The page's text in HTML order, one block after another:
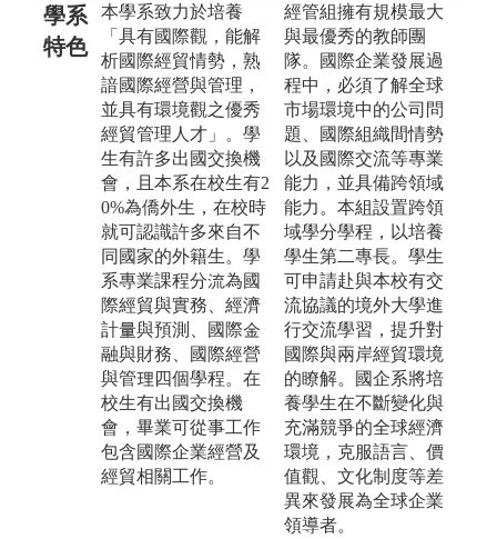
學系
特色
本學系致力於培養
「具有國際觀，能解
析國際經貿情勢，熟
諳國際經營與管理，
並具有環境觀之優秀
經貿管理人才」。學
生有許多出國交換機
會，且本系在校生有2
0%為僑外生，在校時
就可認識許多來自不
同國家的外籍生。學
系專業課程分流為國
際經貿與實務、經濟
計量與預測、國際金
融與財務、國際經營
與管理四個學程。在
校生有出國交換機
會，畢業可從事工作
包含國際企業經營及
經貿相關工作。
經管組擁有規模最大
與最優秀的教師團
隊。國際企業發展過
程中，必須了解全球
市場環境中的公司問
題、國際組織間情勢
以及國際交流等專業
能力，並具備跨領域
能力。本組設置跨領
域學分學程，以培養
學生第二專長。學生
可申請赴與本校有交
流協議的境外大學進
行交流學習，提升對
國際與兩岸經貿環境
的瞭解。國企系將培
養學生在不斷變化與
充滿競爭的全球經濟
環境，克服語言、價
值觀、文化制度等差
異來發展為全球企業
領導者。